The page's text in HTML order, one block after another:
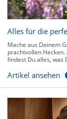
Alles für die
Mache aus Deinem
prachtvollen Hecken.
findest Du alles, was
Artikel ansehen